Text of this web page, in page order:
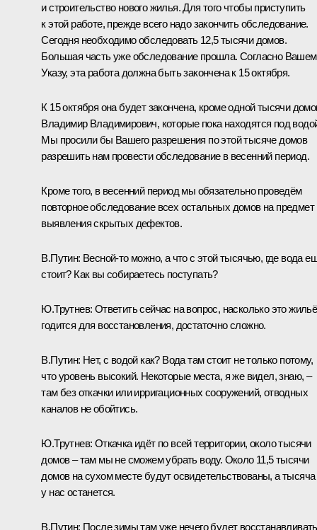
и строительство нового жилья. Для того чтобы приступить
к этой работе, прежде всего надо закончить обследование.
Сегодня необходимо обследовать 12,5 тысячи домов.
Большая часть уже обследование прошла. Согласно
Указу, эта работа должна быть закончена к 15 октября.
К 15 октября она будет закончена, кроме одной тысячи
Владимир Владимирович, которые пока находятся под
Мы просили бы Вашего разрешения по этой тысяче домов
разрешить нам провести обследование в весенний период.
Кроме того, в весенний период мы обязательно проведём
повторное обследование всех остальных домов на предмет
выявления скрытых дефектов.
В.Путин: Весной‑то можно, а что с этой тысячью, где вода
стоит? Как вы собираетесь поступать?
Ю.Трутнев: Ответить сейчас на вопрос, насколько это жильё
годится для восстановления, достаточно сложно.
В.Путин: Нет, с водой как? Вода там стоит не только потому,
что уровень высокий. Некоторые места, я же видел, знаю, –
там без откачки или ирригационных сооружений, отводных
каналов не обойтись.
Ю.Трутнев: Откачка идёт по всей территории, около тысячи
домов – там мы не сможем убрать воду. Около 11,5 тысячи
домов на сухом месте будут освидетельствованы, а тысяча
у нас останется.
В.Путин: После зимы там уже нечего будет